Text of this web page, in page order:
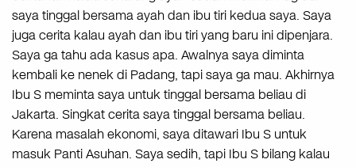
saya tinggal bersama ayah dan ibu tiri kedua saya. Saya
juga cerita kalau ayah dan ibu tiri yang baru ini dipenjara.
Saya ga tahu ada kasus apa. Awalnya saya diminta
kembali ke nenek di Padang, tapi saya ga mau. Akhirnya
Ibu S meminta saya untuk tinggal bersama beliau di
Jakarta. Singkat cerita saya tinggal bersama beliau.
Karena masalah ekonomi, saya ditawari Ibu S untuk
masuk Panti Asuhan. Saya sedih, tapi Ibu S bilang kalau